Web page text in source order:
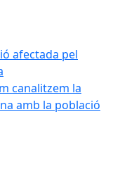
afectada pel
canalitzem la
amb la població